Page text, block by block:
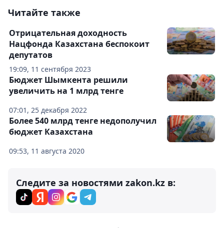
Читайте также
19:09, 11 сентября 2023
Отрицательная доходность
Нацфонда Казахстана беспокоит
депутатов
07:01, 25 декабря 2022
Бюджет Шымкента решили
увеличить на 1 млрд тенге
09:53, 11 августа 2020
Более 540 млрд тенге недополучил
бюджет Казахстана
Следите за новостями zakon.kz в: